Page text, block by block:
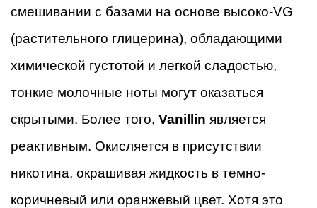
смешивании с базами на основе высоко-VG
(растительного глицерина), обладающими
химической густотой и легкой сладостью,
тонкие молочные ноты могут оказаться
скрытыми. Более того, Vanillin является
реактивным. Окисляется в присутствии
никотина, окрашивая жидкость в темно-
коричневый или оранжевый цвет. Хотя это